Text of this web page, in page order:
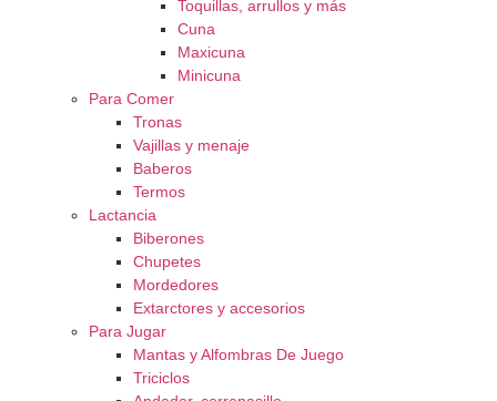
Toquillas, arrullos y más
Cuna
Maxicuna
Minicuna
Para Comer
Tronas
Vajillas y menaje
Baberos
Termos
Lactancia
Biberones
Chupetes
Mordedores
Extarctores y accesorios
Para Jugar
Mantas y Alfombras De Juego
Triciclos